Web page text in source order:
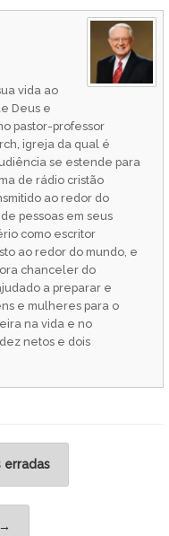
vida ao
Deus e
pastor-professor
igreja da qual é
se estende para
de rádio cristão
ao redor do
pessoas em seus
como escritor
ao redor do mundo, e
chanceler do
a preparar e
e mulheres para o
na vida e no
netos e dois
erradas
→